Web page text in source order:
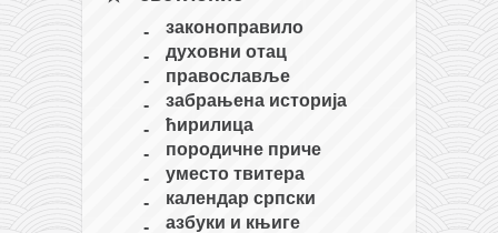
законоправило
духовни отац
православље
забрањена историја
ћирилица
породичне приче
уместо твитера
календар српски
азбуки и књиге